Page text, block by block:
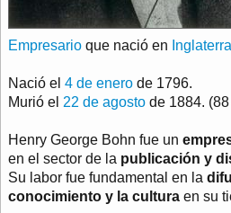
Empresario que nació en Inglaterra
Nació el 4 de enero de 1796.
Murió el 22 de agosto de 1884.
Henry George Bohn fue un
en el sector de la publicación y
Su labor fue fundamental en la
conocimiento y la cultura en su